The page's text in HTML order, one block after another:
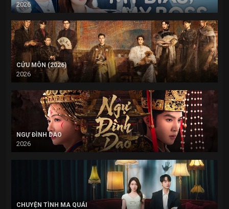
2026
CỬU MÔN (2026)
2026
NGỰ ĐÌNH DAO
2026
CHUYỆN TÌNH MA QUÁI